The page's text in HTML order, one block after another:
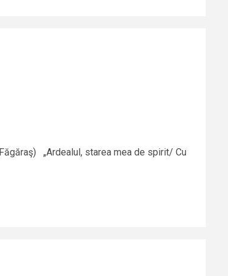
„Ardealul, starea mea de spirit/ Cu